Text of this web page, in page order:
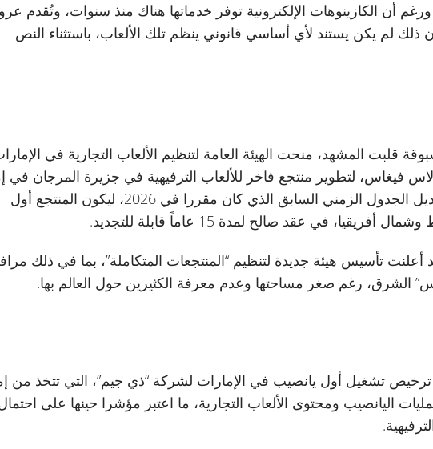
أن الكازينوهات الإلكترونية توفر خدماتها هناك منذ سنوات، وتُقدم
لم يكن يستند لأي أساسي قانوني ينظم تلك الألعاب، باستثناء النص
غير مسبوقة قلبت المشهد، منحت الهيئة العامة لتنظيم الألعاب التجارية في
فيغاس، لتطوير منتجع فاخر للألعاب الترفيهية في جزيرة المرجان في
رأس الخيمة، سيفتتح أوائل العام 2027 بعد تعديل الجدول الزمني السابق الذي كان مقررا في 2026، ليكون المنتجع أول
في عقد صالح لمدة 15 عاماً قابلة للتجديد.
أعلنت تأسيس هيئة جديدة لتنظيم “المنتجعات المتكاملة”، بما في ذلك
الشرق، رغم صغر مساحتها وعدم معرفة الكثيرين حول العالم بها.
وكانت الهيئة العامة قد منحت في العام 2024 ترخيص تشغيل أول يانصيب في الإمارات لشركة “ذي جيم”، التي تتخذ
اليانصيب ومحتوى الألعاب التجارية، ما اعتبر مؤشرا حينها على